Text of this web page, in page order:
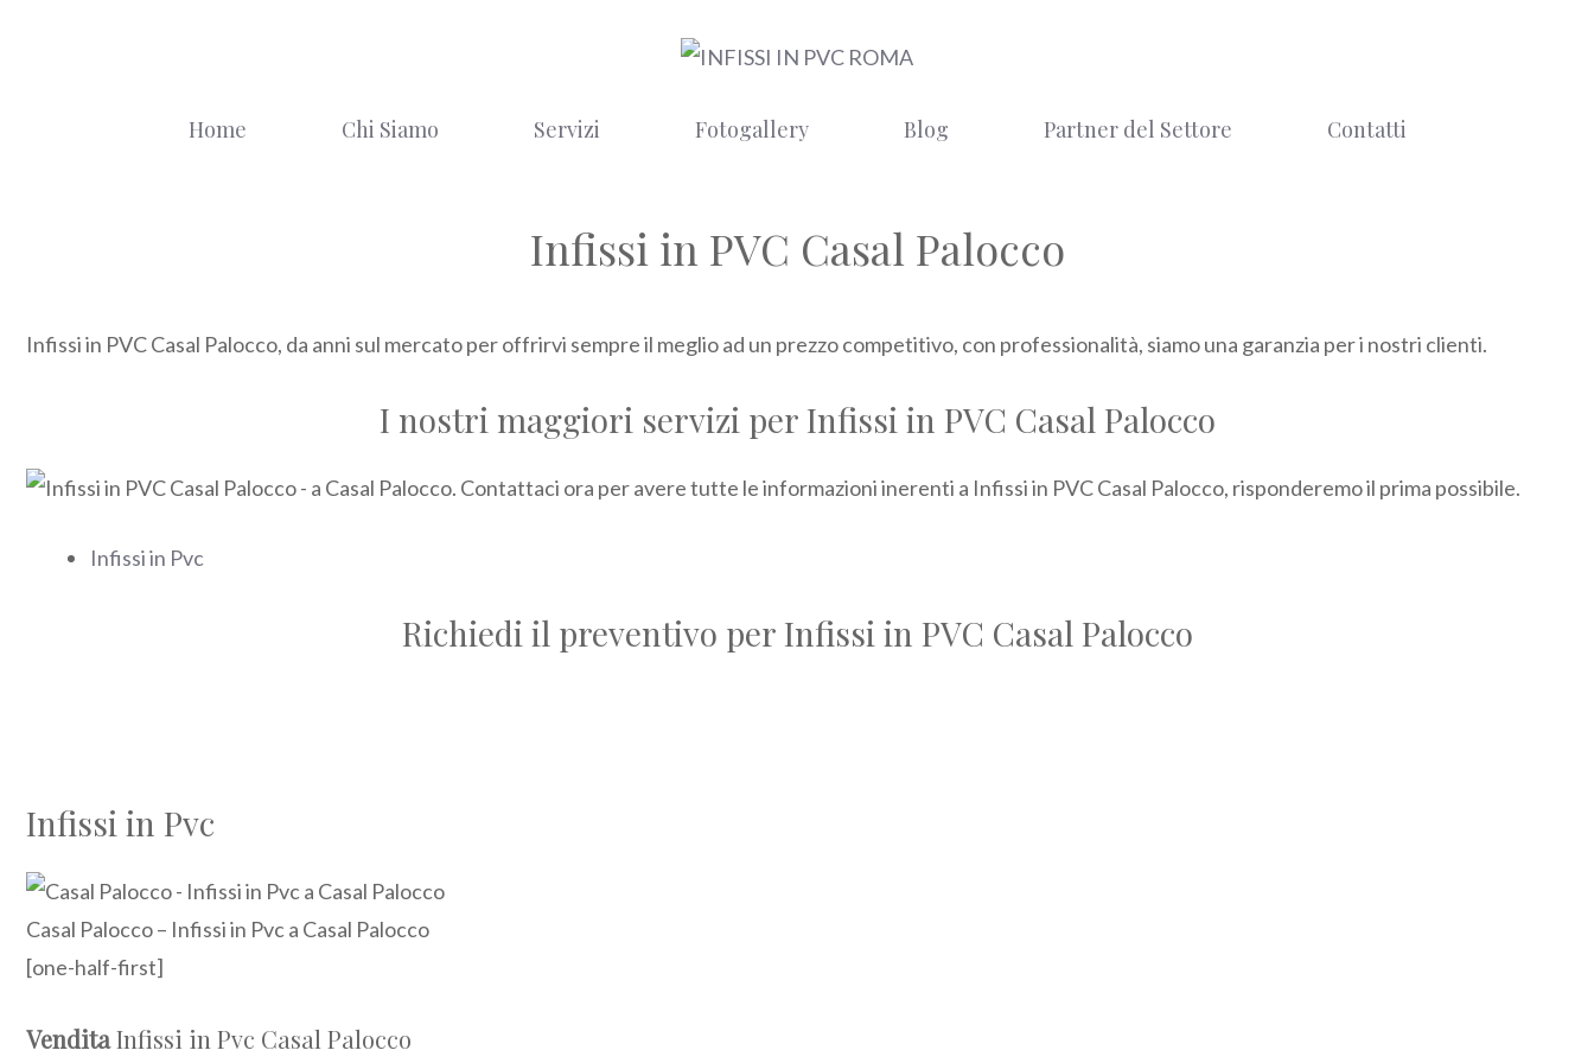
Home Chi Siamo Servizi Fotogallery Blog Partner del Settore Contatti
Infissi in PVC Casal Palocco
Infissi in PVC Casal Palocco, da anni sul mercato per offrirvi sempre il meglio ad un prezzo competitivo, con professionalità, siamo una garanzia per i nostri clienti.
I nostri maggiori servizi per Infissi in PVC Casal Palocco
Infissi in Pvc
Richiedi il preventivo per Infissi in PVC Casal Palocco
Infissi in Pvc
Casal Palocco – Infissi in Pvc a Casal Palocco
[one-half-first]
VenditaInfissi in Pvc Casal Palocco